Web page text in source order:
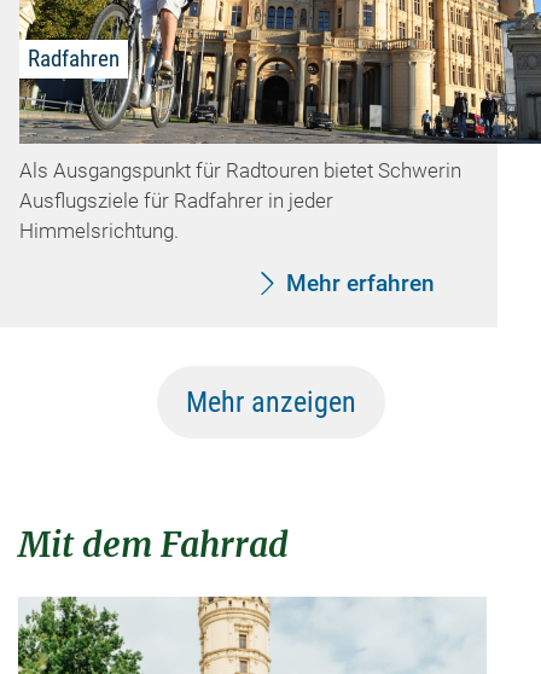
Radfahren
Als Ausgangspunkt für Radtouren bietet Schwerin
Ausflugsziele für Radfahrer in jeder
Himmelsrichtung.
Mehr erfahren
Mehr anzeigen
Mit dem Fahrrad